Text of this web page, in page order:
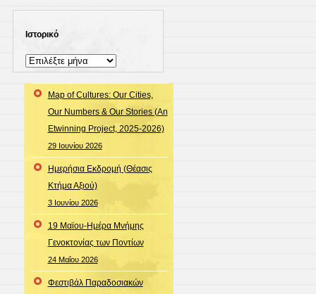
Ιστορικό
Ιστορικό
Map of Cultures: Our Cities,
Our Numbers & Our Stories (An
Etwinning Project, 2025-2026)
29 Ιουνίου 2026
Ημερήσια Εκδρομή (Θέασις
Κτήμα Αξιού)
3 Ιουνίου 2026
19 Μαϊου-Ημέρα Μνήμης
Γενοκτονίας των Ποντίων
24 Μαΐου 2026
Φεστιβάλ Παραδοσιακών